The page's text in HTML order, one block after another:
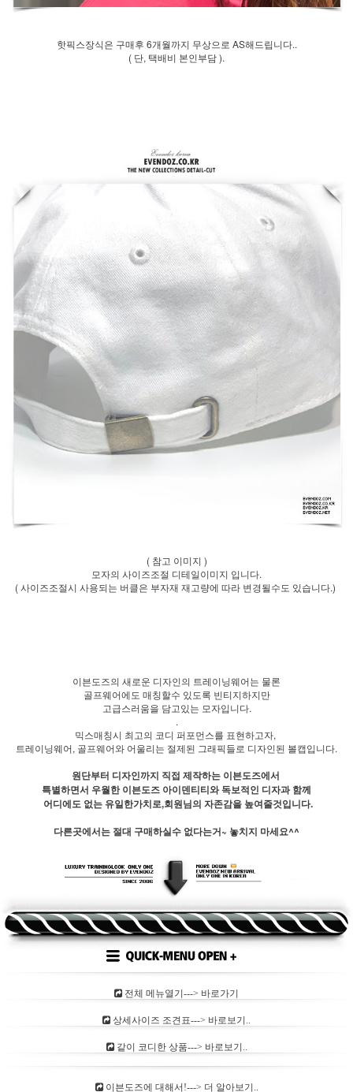
핫픽스장식은 구매후 6개월까지 무상으로 AS해드립니다..
( 단, 택배비 본인부담 ).
( 참고 이미지 )
모자의 사이즈조절 디테일이미지 입니다.
( 사이즈조절시 사용되는 버클은 부자재 재고량에 따라 변경될수도 있습니다.)
이븐도즈의 새로운 디자인의 트레이닝웨어는 물론
골프웨어에도 매칭할수 있도록 빈티지하지만
고급스러움을 담고있는 모자입니다.
.
믹스매칭시 최고의 코디 퍼포먼스를 표현하고자,
트레이닝웨어, 골프웨어와 어울리는 절제된 그래픽들로 디자인된 볼캡입니다.
원단부터 디자인까지 직접 제작하는 이븐도즈에서
특별하면서 우월한 이븐도즈 아이덴티티와 독보적인 디자과 함께
어디에도 없는 유일한가치로,회원님의 자존감을 높여줄것입니다.
다른곳에서는 절대 구매하실수 없다는거~ 놓치지 마세요^^
전체 메뉴열기---> 바로가기
상세사이즈 조견표---> 바로보기..
같이 코디한 상품---> 바로보기..
이븐도즈에 대해서!---> 더 알아보기..